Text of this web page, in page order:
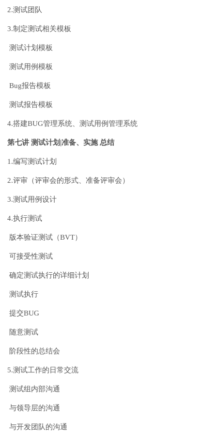
2.测试团队
3.制定测试相关模板
测试计划模板
测试用例模板
Bug报告模板
测试报告模板
4.搭建BUG管理系统、测试用例管理系统
第七讲 测试计划|准备、实施 总结
1.编写测试计划
2.评审（评审会的形式、准备评审会）
3.测试用例设计
4.执行测试
版本验证测试（BVT）
可接受性测试
确定测试执行的详细计划
测试执行
提交BUG
随意测试
阶段性的总结会
5.测试工作的日常交流
测试组内部沟通
与领导层的沟通
与开发团队的沟通